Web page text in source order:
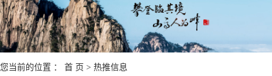
您当前的位置 ： 首 页 > 热推信息